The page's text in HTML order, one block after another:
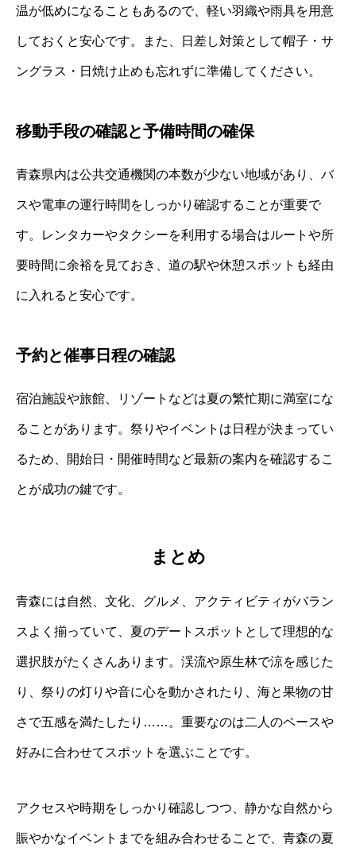
温が低めになることもあるので、軽い羽織や雨具を用意
しておくと安心です。また、日差し対策として帽子・サ
ングラス・日焼け止めも忘れずに準備してください。
移動手段の確認と予備時間の確保
青森県内は公共交通機関の本数が少ない地域があり、バ
スや電車の運行時間をしっかり確認することが重要で
す。レンタカーやタクシーを利用する場合はルートや所
要時間に余裕を見ておき、道の駅や休憩スポットも経由
に入れると安心です。
予約と催事日程の確認
宿泊施設や旅館、リゾートなどは夏の繁忙期に満室にな
ることがあります。祭りやイベントは日程が決まってい
るため、開始日・開催時間など最新の案内を確認するこ
とが成功の鍵です。
まとめ
青森には自然、文化、グルメ、アクティビティがバラン
スよく揃っていて、夏のデートスポットとして理想的な
選択肢がたくさんあります。渓流や原生林で涼を感じた
り、祭りの灯りや音に心を動かされたり、海と果物の甘
さで五感を満たしたり……。重要なのは二人のペースや
好みに合わせてスポットを選ぶことです。
アクセスや時期をしっかり確認しつつ、静かな自然から
賑やかなイベントまでを組み合わせることで、青森の夏